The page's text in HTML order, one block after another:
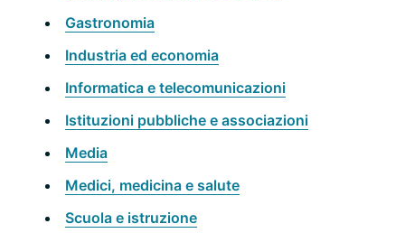
Gastronomia
Industria ed economia
Informatica e telecomunicazioni
Istituzioni pubbliche e associazioni
Media
Medici, medicina e salute
Scuola e istruzione